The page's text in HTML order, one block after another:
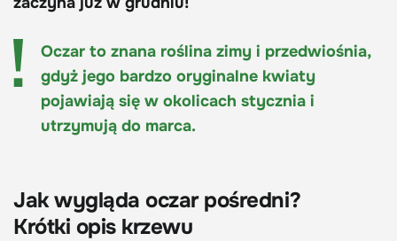
Oczar to znana roślina zimy i przedwiośnia,
gdyż jego bardzo oryginalne kwiaty
pojawiają się w okolicach stycznia i
utrzymują do marca.
Jak wygląda oczar pośredni?
Krótki opis krzewu